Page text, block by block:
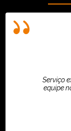
Serviço
equipe